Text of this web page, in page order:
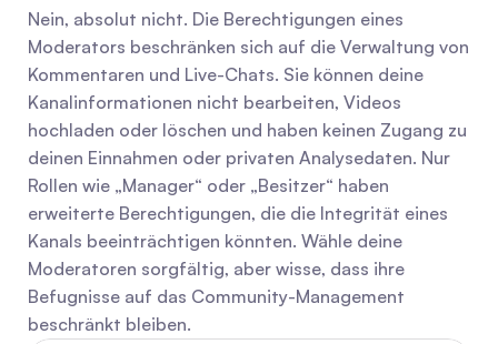
Nein, absolut nicht. Die Berechtigungen eines
Moderators beschränken sich auf die Verwaltung von
Kommentaren und Live-Chats. Sie können deine
Kanalinformationen nicht bearbeiten, Videos
hochladen oder löschen und haben keinen Zugang zu
deinen Einnahmen oder privaten Analysedaten. Nur
Rollen wie „Manager“ oder „Besitzer“ haben
erweiterte Berechtigungen, die die Integrität eines
Kanals beeinträchtigen könnten. Wähle deine
Moderatoren sorgfältig, aber wisse, dass ihre
Befugnisse auf das Community-Management
beschränkt bleiben.